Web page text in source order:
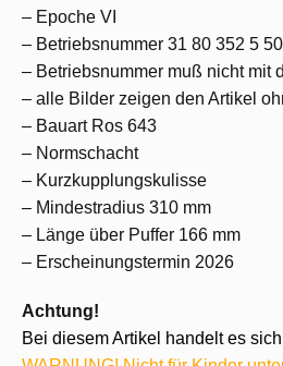
– Epoche VI
– Betriebsnummer 31 80 352 5
– Betriebsnummer muß nicht mit
– alle Bilder zeigen den Artikel
– Bauart Ros 643
– Normschacht
– Kurzkupplungskulisse
– Mindestradius 310 mm
– Länge über Puffer 166 mm
– Erscheinungstermin 2026
Achtung!
Bei diesem Artikel handelt es